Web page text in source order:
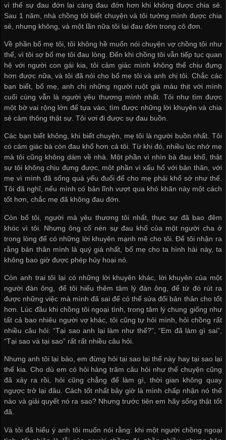
vì thế sự đau đớn lại càng đau đớn hơn khi không được chia sẻ.
Sau 1 năm, nhà chồng tôi biết chuyện và tôi tưởng mình được chia
sẻ, nhưng không, và một lần nữa tôi lại đau đớn trong cô đơn.
Về phần bố mẹ tôi, tôi không hề muốn nói chuyện vợ chồng tôi như
thế, vì tôi sợ bố mẹ tôi đau lòng. Đến khi chồng tôi vẫn tiếp tục quan
hệ với người con gái kia, tôi cảm giác mình không thể chịu đựng
hơn được nữa, và tôi đã nói cho bố mẹ tôi và anh chị tôi. Chắc các
bạn biết, bố mẹ, anh chị những người ruột già máu thịt với mình
cuối cùng vẫn là người yêu thương mình nhất. Tôi như tìm được
một bờ vai rộng lớn để tựa vào, tìm được những lời khuyên và chia
sẻ cảm thông thật sự. Tôi vơi đi được sự đau buồn.
Các bạn biết không, khi biết chuyện, mẹ tôi là người buồn nhất. Tôi
có cảm giác bà còn đau khổ hơn cả tôi. Từ khi đó, nhiều lúc nhớ mẹ
mà tôi cũng không dám về nhà. Một phần vì nhìn bà đau khổ, thật
sự tôi không chịu đựng được, một phần vì xấu hổ với bản thân, với
mẹ vì mình đã sống quá yếu đuối để cho mẹ phải khổ sở như thế.
Tôi đã nghĩ, nếu mình có bản lĩnh vượt qua khó khăn này một cách
tốt hơn, chắc mẹ đã không đau đớn.
Còn bố tôi, người mà yêu thương tôi nhất, thực sự đã bao đêm
khóc vì tôi. Nhưng ông cố nén sự đau khổ của một người cha ở
trong lòng để có những lời khuyên mạnh mẽ cho tôi. Để tôi nhận ra
rằng bản thân mình là quý giá nhất, bố mẹ cho ta hình hài này, ta
không bao giờ được phép hủy hoại nó.
Còn anh trai tôi lại có những lời khuyên khác, lời khuyên của một
người đàn ông, để tôi hiểu thêm tâm lý đàn ông, để từ đó rút ra
được những việc mà mình đã sai để có thể sửa đổi bản thân cho tốt
hơn. Lúc đầu khi chồng tôi ngoại tình, trong tâm lý chung giống như
tất cả bao nhiêu người vợ khác, tôi cũng tự hỏi mình, hỏi chồng rất
nhiều câu hỏi: “Tại sao anh lại làm như thế?”, “Em đã làm gì sai”,
“Tại sao và tại sao” rất rất nhiều câu hỏi.
Nhưng anh tôi lại bảo, em đừng hỏi tại sao lại thế này hay tại sao lại
thế kia. Cho dù em có hỏi hàng trăm câu hỏi như thế chuyện cũng
đã xảy ra rồi, hỏi cũng chẳng để làm gì, thời gian không quay
ngược trở lại đâu. Cách tốt nhất bây giờ là mình chấp nhận nó thế
nào và giải quyết nó ra sao? Nhưng trước tiên em hãy sống thật tốt
đã.
Và tôi đã hiểu ý anh tôi muốn nói rằng: khi một người chồng ngoại